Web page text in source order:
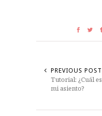
PREVIOUS POST
Tutorial: ¿Cuál es
mi asiento?